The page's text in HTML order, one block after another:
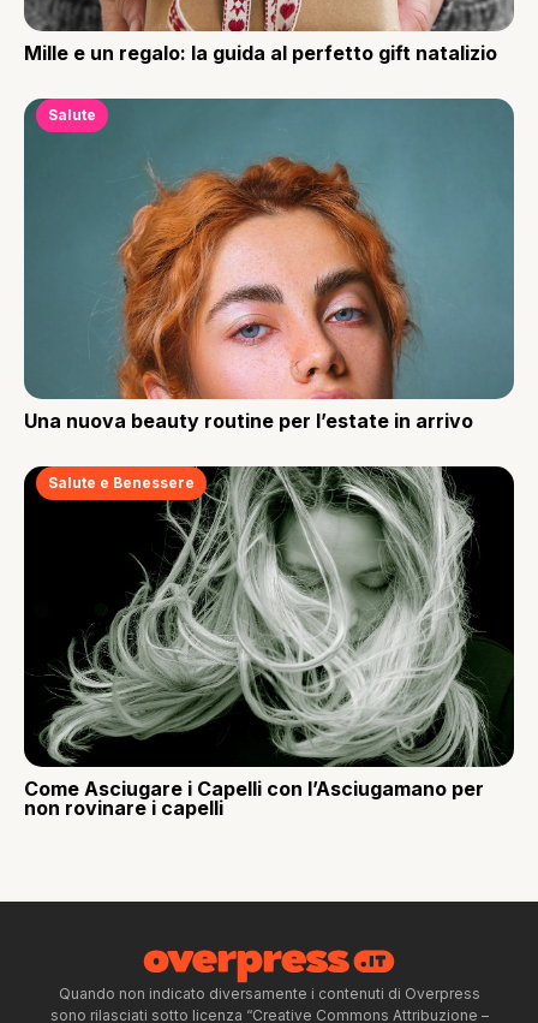
Mille e un regalo: la guida al perfetto gift natalizio
Salute
Una nuova beauty routine per l’estate in arrivo
Salute e Benessere
Come Asciugare i Capelli con l’Asciugamano per
non rovinare i capelli
Quando non indicato diversamente i contenuti di Overpress
sono rilasciati sotto licenza “Creative Commons Attribuzione –